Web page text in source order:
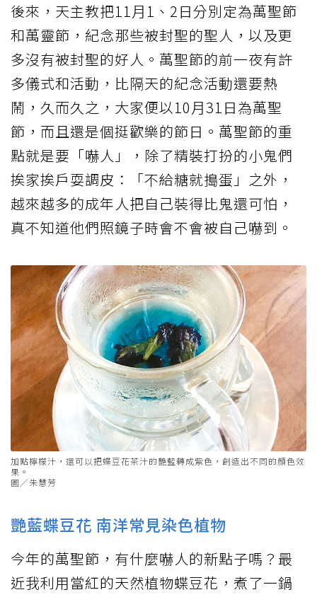
後來，天主教把11月1、2日分別定為萬聖節
和萬靈節，紀念那些被封聖的聖人，以及更
多沒有被封聖的好人。萬聖節的前一夜有許
多儀式和活動，比隔天的紀念活動還要熱
鬧，久而久之，大家便以10月31日為萬聖
節，而且還是個挺歡樂的節日。萬聖節的重
點就是要「嚇人」，除了精裝打扮的小鬼們
挨家挨戶耍調皮：「不給糖就搗蛋」之外，
越來越多的成年人把自己裝得比鬼還可怕，
真不知道他們照鏡子時會不會被自己嚇到。
加點檸檬汁，還可以把蝶豆花茶汁的艷藍轉成紫色，創造出不同的顏色效
果。
圖／朱慧芳
艷藍蝶豆花 南洋常見染色植物
今年的萬聖節，有什麼嚇人的新點子嗎？最
近我利用當紅的天然植物蝶豆花，煮了一鍋